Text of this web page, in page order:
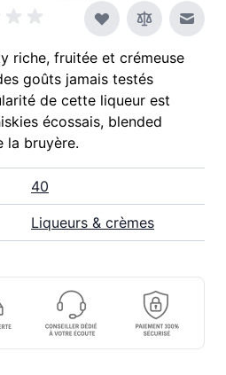
riche, fruitée et crémeuse
goûts jamais testés
de cette liqueur est
écossais, blended
la bruyère.
40
Liqueurs & crèmes